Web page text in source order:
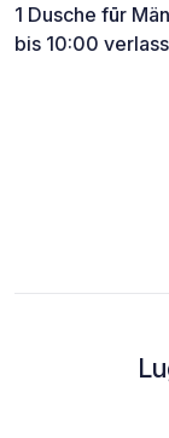
1 Dusche fūr
bis 10:00